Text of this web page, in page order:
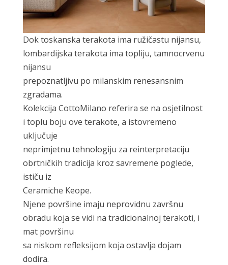
Dok toskanska terakota ima ružičastu nijansu,
lombardijska terakota ima topliju, tamnocrvenu
nijansu
prepoznatljivu po milanskim renesansnim
zgradama.
Kolekcija CottoMilano referira se na osjetilnost
i toplu boju ove terakote, a istovremeno
uključuje
neprimjetnu tehnologiju za reinterpretaciju
obrtničkih tradicija kroz savremene poglede,
ističu iz
Ceramiche Keope.
Njene površine imaju neprovidnu završnu
obradu koja se vidi na tradicionalnoj terakoti, i
mat površinu
sa niskom refleksijom koja ostavlja dojam
dodira.